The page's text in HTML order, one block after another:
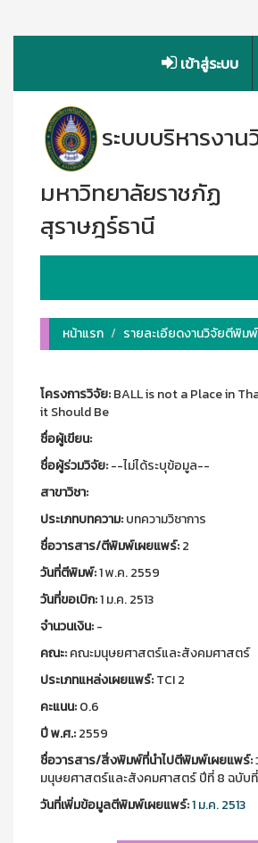
เข้าสู่ระบบ
ระบบบริหารงาน
มหาวิทยาลัยราชภัฏ
สุราษฎร์ธานี
หน้าแรก
รายละเอียดงานวิจัยตีพิม
โครงการวิจัย:BALL is not a Place in
it Should Be
ชื่อผู้เขียน:
ชื่อผู้ร่วมวิจัย:--ไม่ได้ระบุข้อมูล--
สาขาวิชา:
ประเภทบทความ:บทความวิชาการ
ชื่อวารสาร/ตีพิมพ์เผยแพร์:2
วันที่ตีพิมพ์:1 พ.ค. 2559
วันที่ขอเบิก:1 ม.ค. 2513
จำนวนเงิน:-
คณะ:คณะมนุษยศาสตร์และสังคมศาสตร์
ประเภทแหล่งเผยแพร์:TCI 2
คะแนน:0.6
ปี พ.ศ.:2559
ชื่อวารสาร/สิ่งพิมพ์ที่นำไปตีพิมพ์เผยแพร์:
มนุษยศาสตร์และสังคมศาสตร์ ปีที่ 8 ฉบับ
วันที่เพิ่มข้อมูลตีพิมพ์เผยแพร์:1 ม.ค. 2513